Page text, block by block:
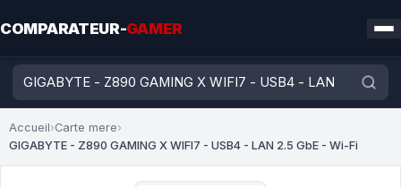
COMPARATEUR-GAMER
Accueil›Carte mere›
GIGABYTE - Z890 GAMING X WIFI7 - USB4 - LAN 2.5 GbE - Wi-Fi